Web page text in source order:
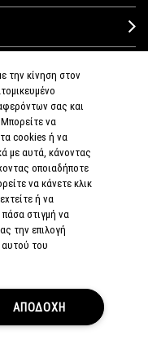
την κίνηση στον
σας και
να
τα cookies ή να
με αυτά, κάνοντας
οποιαδήποτε
να κάνετε κλικ
ή να
στιγμή να
την επιλογή
του
ΑΠΟΔΟΧΗ